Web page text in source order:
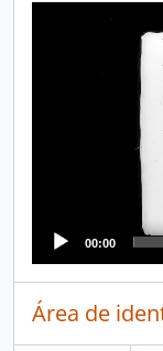
00:00
Área de